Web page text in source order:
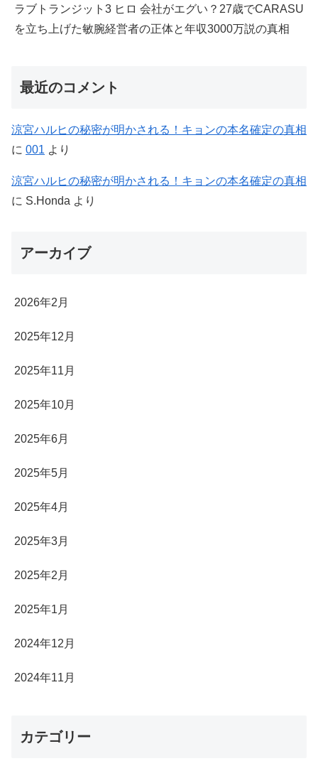
ラブトランジット3 ヒロ 会社がエグい？27歳でCARASU
を立ち上げた敏腕経営者の正体と年収3000万説の真相
最近のコメント
涼宮ハルヒの秘密が明かされる！キョンの本名確定の真相
に 001 より
涼宮ハルヒの秘密が明かされる！キョンの本名確定の真相
に S.Honda より
アーカイブ
2026年2月
2025年12月
2025年11月
2025年10月
2025年6月
2025年5月
2025年4月
2025年3月
2025年2月
2025年1月
2024年12月
2024年11月
カテゴリー